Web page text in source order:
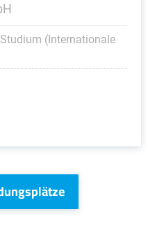
(Internationale